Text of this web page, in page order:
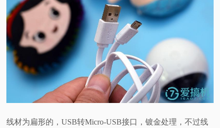
线材为扁形的，USB转Micro-USB接口，镀金处理，不过线